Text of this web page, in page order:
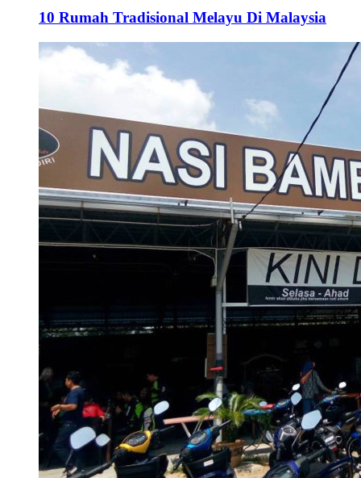
10 Rumah Tradisional Melayu Di Malaysia